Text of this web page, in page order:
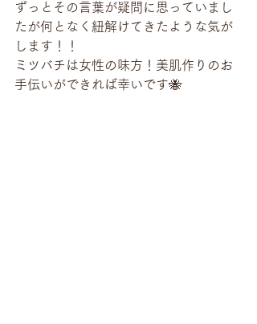
ずっとその言葉が疑問に思っていまし
たが何となく紐解けてきたような気が
します！！
ミツバチは女性の味方！美肌作りのお
手伝いができれば幸いです🐝